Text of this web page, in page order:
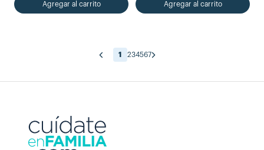
Agregar al carrito Agregar al carrito
1 234567